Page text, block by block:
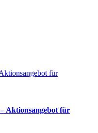
für
Aktionsangebot für